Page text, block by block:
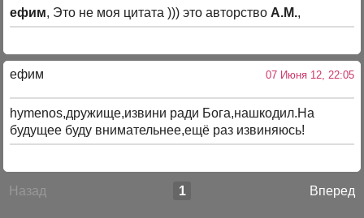
ефим, Это не моя цитата ))) это авторство А.М.,
ефим 07 Июня 12, 22:05
hymenos,дружище,извини ради Бога,нашкодил.На
будущее буду внимательнее,ещё раз извиняюсь!
Назад Вперед
1